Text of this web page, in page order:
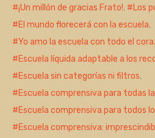
¡Un millón de gracias Frato!, Los
El mundo florecerá con la escuela,
Yo amo la escuela con todo el
Escuela líquida adaptable a los
Escuela sin categorías ni filtros,
Escuela comprensiva para todas
Escuela comprensiva para todos
Escuela comprensiva: